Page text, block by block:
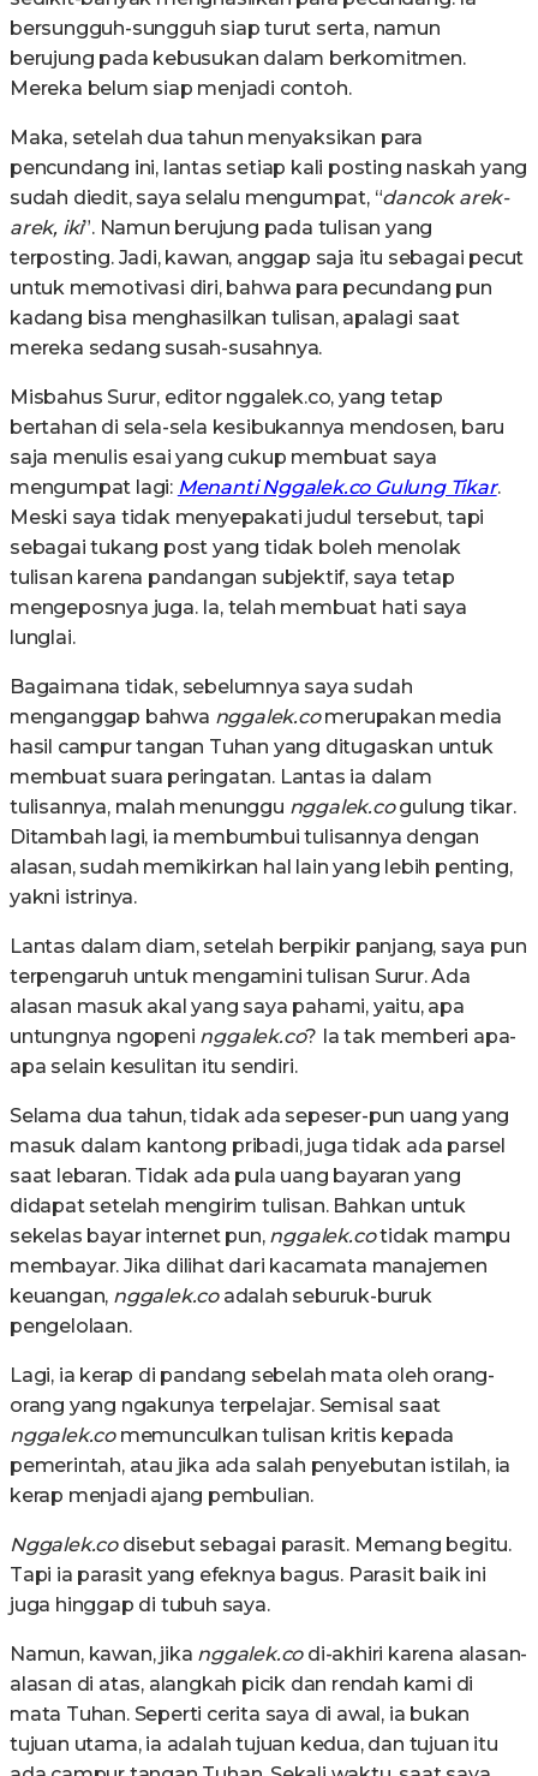
bersungguh-sungguh siap turut serta, namun
berujung pada kebusukan dalam berkomitmen.
Mereka belum siap menjadi contoh.
Maka, setelah dua tahun menyaksikan para
pencundang ini, lantas setiap kali posting naskah yang
sudah diedit, saya selalu mengumpat, “dancok arek-
arek, iki”. Namun berujung pada tulisan yang
terposting. Jadi, kawan, anggap saja itu sebagai pecut
untuk memotivasi diri, bahwa para pecundang pun
kadang bisa menghasilkan tulisan, apalagi saat
mereka sedang susah-susahnya.
Misbahus Surur, editor nggalek.co, yang tetap
bertahan di sela-sela kesibukannya mendosen, baru
saja menulis esai yang cukup membuat saya
mengumpat lagi: Menanti Nggalek.co Gulung Tikar.
Meski saya tidak menyepakati judul tersebut, tapi
sebagai tukang post yang tidak boleh menolak
tulisan karena pandangan subjektif, saya tetap
mengeposnya juga. Ia, telah membuat hati saya
lunglai.
Bagaimana tidak, sebelumnya saya sudah
menganggap bahwa nggalek.comerupakan media
hasil campur tangan Tuhan yang ditugaskan untuk
membuat suara peringatan. Lantas ia dalam
tulisannya, malah menunggu nggalek.cogulung tikar.
Ditambah lagi, ia membumbui tulisannya dengan
alasan, sudah memikirkan hal lain yang lebih penting,
yakni istrinya.
Lantas dalam diam, setelah berpikir panjang, saya pun
terpengaruh untuk mengamini tulisan Surur. Ada
alasan masuk akal yang saya pahami, yaitu, apa
untungnya ngopeni nggalek.co? Ia tak memberi apa-
apa selain kesulitan itu sendiri.
Selama dua tahun, tidak ada sepeser-pun uang yang
masuk dalam kantong pribadi, juga tidak ada parsel
saat lebaran. Tidak ada pula uang bayaran yang
didapat setelah mengirim tulisan. Bahkan untuk
sekelas bayar internet pun, nggalek.cotidak mampu
membayar. Jika dilihat dari kacamata manajemen
keuangan, nggalek.coadalah seburuk-buruk
pengelolaan.
Lagi, ia kerap di pandang sebelah mata oleh orang-
orang yang ngakunya terpelajar. Semisal saat
nggalek.comemunculkan tulisan kritis kepada
pemerintah, atau jika ada salah penyebutan istilah, ia
kerap menjadi ajang pembulian.
Nggalek.codisebut sebagai parasit. Memang begitu.
Tapi ia parasit yang efeknya bagus. Parasit baik ini
juga hinggap di tubuh saya.
Namun, kawan, jika nggalek.codi-akhiri karena alasan-
alasan di atas, alangkah picik dan rendah kami di
mata Tuhan. Seperti cerita saya di awal, ia bukan
tujuan utama, ia adalah tujuan kedua, dan tujuan itu